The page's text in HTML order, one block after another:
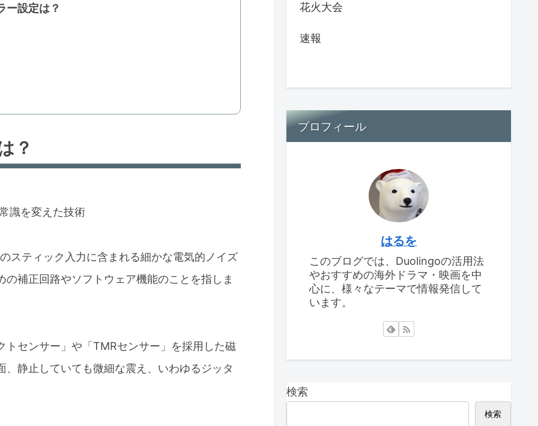
ー設定は？
？
識を変えた技術
スティック入力に含まれる細かな電気的ノイズ
補正回路やソフトウェア機能のことを指しま
センサー」や「TMRセンサー」を採用した磁
静止していても微細な震え、いわゆるジッタ
花火大会
速報
プロフィール
はるを
このブログでは、Duolingoの活用法
やおすすめの海外ドラマ・映画を中
心に、様々なテーマで情報発信して
います。
検索
検索